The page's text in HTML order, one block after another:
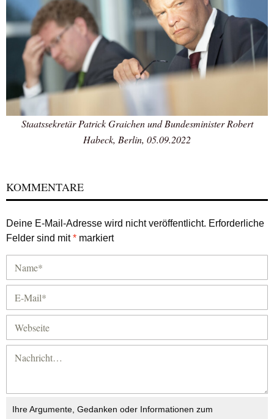
Staatssekretär Patrick Graichen und Bundesminister Robert
Habeck, Berlin, 05.09.2022
KOMMENTARE
Deine E-Mail-Adresse wird nicht veröffentlicht. Erforderliche
Felder sind mit* markiert
Ihre Argumente, Gedanken oder Informationen zum